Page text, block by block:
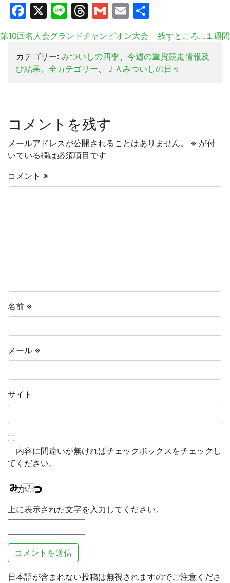
Facebook
X LineThreads
Gmail
Email
有
第10回名人会グランドチャンピオン大会
残すところ…１週間
カテゴリー: みついしの四季、 今週の重賞競走情報及
び結果、 全カテゴリー、 ＪＡみついしの日々
コメントを残す
メールアドレスが公開されることはありません。 ※ が付
いている欄は必須項目です
コメント ※
名前 ※
メール ※
サイト
内容に間違いが無ければチェックボックスをチェックし
てください。
上に表示された文字を入力してください。
日本語が含まれない投稿は無視されますのでご注意くださ